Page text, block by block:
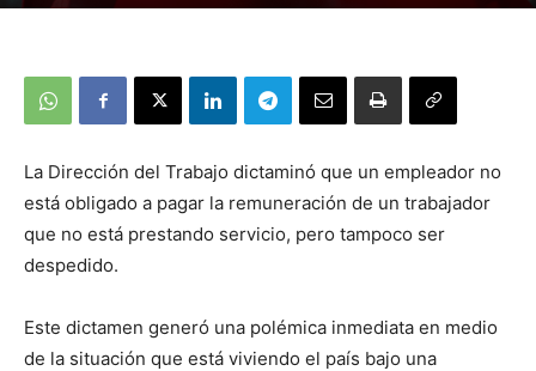
La Dirección del Trabajo dictaminó que un empleador no
está obligado a pagar la remuneración de un trabajador
que no está prestando servicio, pero tampoco ser
despedido.
Este dictamen generó una polémica inmediata en medio
de la situación que está viviendo el país bajo una